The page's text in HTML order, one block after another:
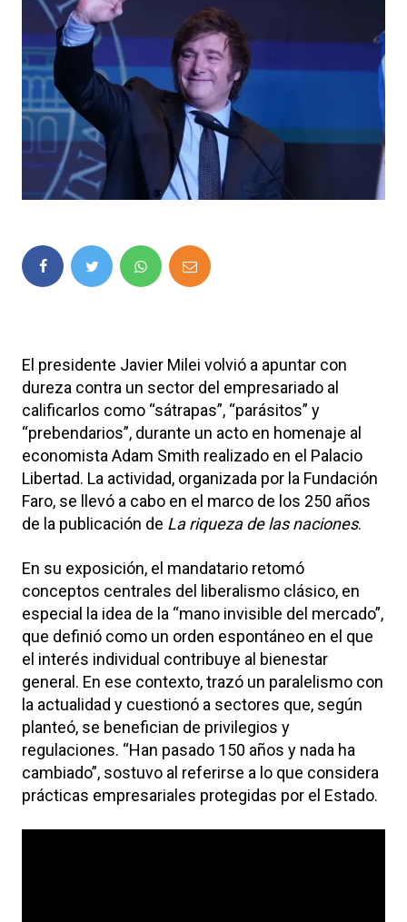
El presidente Javier Milei volvió a apuntar con
dureza contra un sector del empresariado al
calificarlos como “sátrapas”, “parásitos” y
“prebendarios”, durante un acto en homenaje al
economista Adam Smith realizado en el Palacio
Libertad. La actividad, organizada por la Fundación
Faro, se llevó a cabo en el marco de los 250 años
de la publicación de La riqueza de las naciones.
En su exposición, el mandatario retomó
conceptos centrales del liberalismo clásico, en
especial la idea de la “mano invisible del mercado”,
que definió como un orden espontáneo en el que
el interés individual contribuye al bienestar
general. En ese contexto, trazó un paralelismo con
la actualidad y cuestionó a sectores que, según
planteó, se benefician de privilegios y
regulaciones. “Han pasado 150 años y nada ha
cambiado”, sostuvo al referirse a lo que considera
prácticas empresariales protegidas por el Estado.